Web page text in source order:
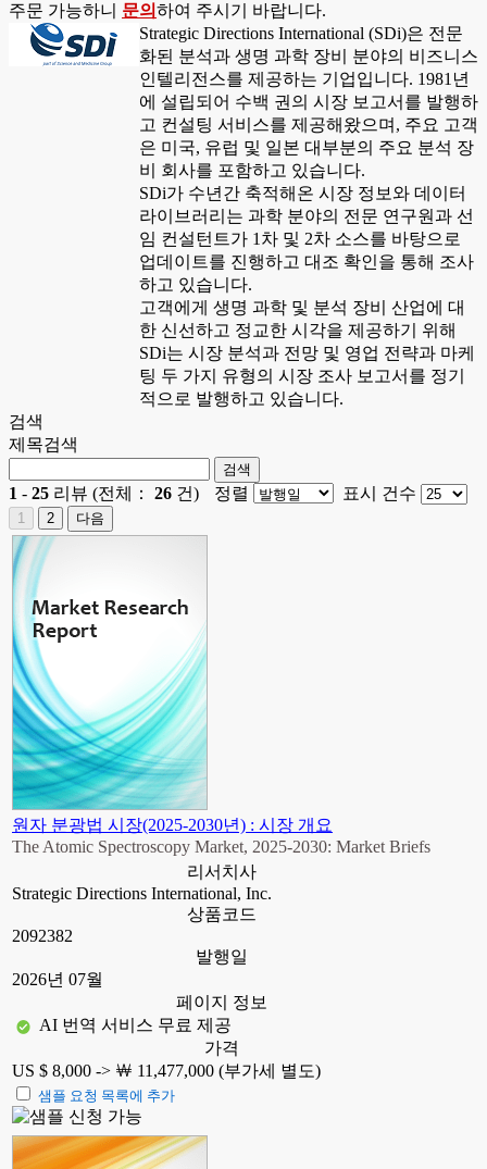
주문 가능하니 문의 하여 주시기 바랍니다.
Strategic Directions International (SDi)은 전문
화된 분석과 생명 과학 장비 분야의 비즈니스
인텔리전스를 제공하는 기업입니다. 1981년
에 설립되어 수백 권의 시장 보고서를 발행하
고 컨설팅 서비스를 제공해왔으며, 주요 고객
은 미국, 유럽 및 일본 대부분의 주요 분석 장
비 회사를 포함하고 있습니다.
SDi가 수년간 축적해온 시장 정보와 데이터
라이브러리는 과학 분야의 전문 연구원과 선
임 컨설턴트가 1차 및 2차 소스를 바탕으로
업데이트를 진행하고 대조 확인을 통해 조사
하고 있습니다.
고객에게 생명 과학 및 분석 장비 산업에 대
한 신선하고 정교한 시각을 제공하기 위해
SDi는 시장 분석과 전망 및 영업 전략과 마케
팅 두 가지 유형의 시장 조사 보고서를 정기
적으로 발행하고 있습니다.
검색
제목검색
1 - 25 리뷰 (전체： 26 건) 정렬 표시 건수
1 2 다음
원자 분광법 시장(2025-2030년) : 시장 개요
The Atomic Spectroscopy Market, 2025-2030: Market Briefs
리서치사
Strategic Directions International, Inc.
상품코드
2092382
발행일
2026년 07월
페이지 정보
AI 번역 서비스 무료 제공
가격
US $ 8,000 -> ￦ 11,477,000 (부가세 별도)
샘플 요청 목록에 추가